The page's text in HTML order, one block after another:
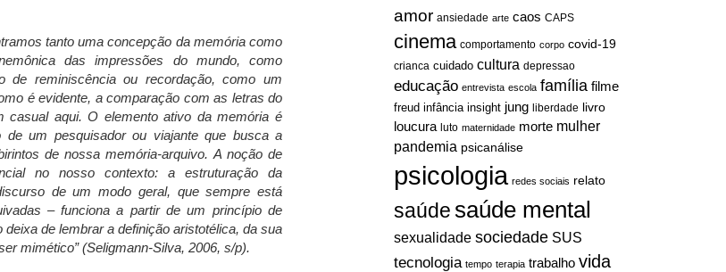
amor ansiedade arte caos CAPS
cinema comportamento corpo covid-19
crianca cuidado cultura depressao
educação entrevista escola família filme
freud infância insight jung liberdade livro
loucura luto maternidade morte mulher
pandemia psicanálise
psicologia redes sociais relato
saúdesaúde mental
sexualidade sociedade SUS
tecnologia tempo terapia trabalho vida
tanto uma concepção da memória como
das impressões do mundo, como
de reminiscência ou recordação, como um
é evidente, a comparação com as letras do
casual aqui. O elemento ativo da memória é
de um pesquisador ou viajante que busca a
de nossa memória-arquivo. A noção de
no nosso contexto: a estruturação da
de um modo geral, que sempre está
– funciona a partir de um princípio de
de lembrar a definição aristotélica, da sua
mimético” (Seligmann-Silva, 2006, s/p).